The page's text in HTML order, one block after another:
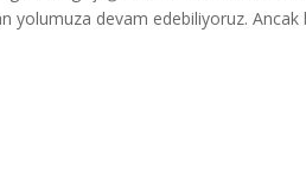
yolumuza devam edebiliyoruz. Ancak